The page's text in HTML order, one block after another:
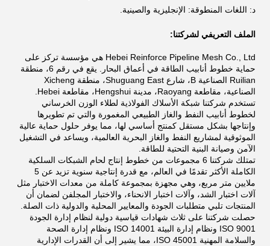
د: اللغات المنطوقة: الإنجليزية والصينية.
الملف التعريفي لشركتنا:
Hebei Reinforce Pipeline Mesh Co., Ltd هي مؤسسة تركز على
حماية خطوط أنابيب الطاقة في أعماق البحار. يقع في رقم 6، منطقة
Ruilian الصناعية B، شارع Shuguang East، منطقة Xicheng
الصناعية، مقاطعة Raoyang، مدينة Hengshui، مقاطعة Hebei.
تستخدم شركتنا شبكة الأسلاك الفولاذية لطلاء الوزن الخرساني
لخطوط أنابيب النفط والغاز الطبيعي المغمورة والتي تم تطويرها
وإنتاجها بشكل مستقل كمنتج أساسي لها، مما يوفر حلول حماية عالية
الموثوقية لمشاريع النفط والغاز البحرية العالمية، ويساعد في التشغيل
الآمن وصيانة البنية التحتية للطاقة.
تمتلك شركتنا 6 مجموعات من خطوط إنتاج لحام الشبكات السلكية
الكاملة الأكثر تقدمًا في العالم، مع قدرة إنتاجية سنوية تزيد عن 5
ملايين متر مربع، وهي مجهزة بمجموعة كاملة من معدات الاختبار مثل
آلات اختبار الشد، وآلات اختبار الانحناء، والاختبار المجلفن لضمان أن
المنتجات تلبي متطلبات الجودة والمعايير المحلية والدولية ذات الصلة.
حصلت شركتنا على ثلاث شهادات قياسية دولية لنظام إدارة الجودة
ISO 9001 ونظام إدارة البيئة ISO 14001 ونظام إدارة الصحة
والسلامة المهنية ISO 45001، مما يشير إلى أن القدرات الإدارية